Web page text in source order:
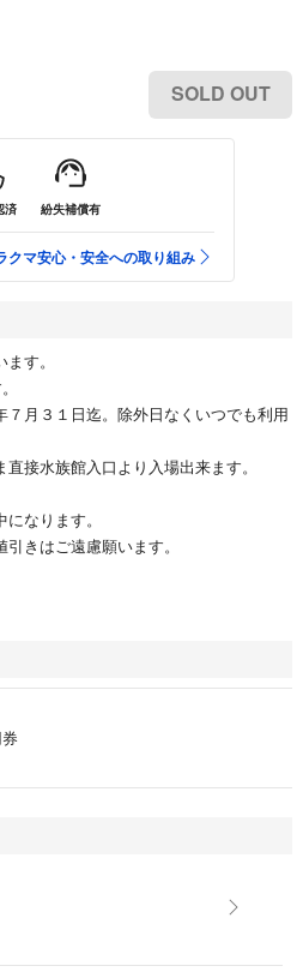
SOLD OUT
済 紛失補償有
クマ安心・安全への取り組み
す。
月３１日迄。除外日なくいつでも利用
接水族館入口より入場出来ます。
なります。
きはご遠慮願います。